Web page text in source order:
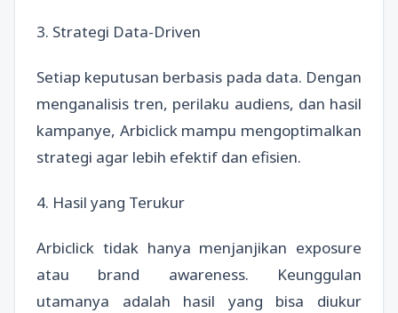
3. Strategi Data-Driven
Setiap keputusan berbasis pada data. Dengan
menganalisis tren, perilaku audiens, dan hasil
kampanye, Arbiclick mampu mengoptimalkan
strategi agar lebih efektif dan efisien.
4. Hasil yang Terukur
Arbiclick tidak hanya menjanjikan exposure
atau brand awareness. Keunggulan
utamanya adalah hasil yang bisa diukur